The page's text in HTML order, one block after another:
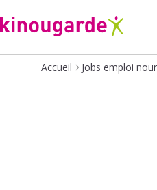
Accueil Jobs emploi